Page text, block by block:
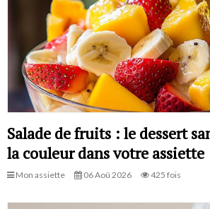
Salade de fruits : le dessert
la couleur dans votre assiette
Mon assiette 06 Aoû 2026 425 fois